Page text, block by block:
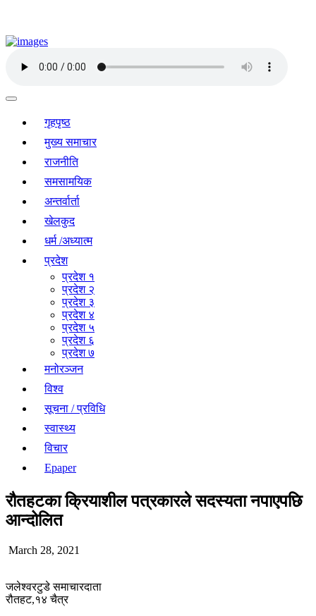
गृहपृष्ठ
मुख्य समाचार
राजनीति
समसामयिक
अन्तर्वार्ता
खेलकुद
धर्म /अध्यात्म
प्रदेश
प्रदेश १
प्रदेश २
प्रदेश ३
प्रदेश ४
प्रदेश ५
प्रदेश ६
प्रदेश ७
मनोरञ्जन
विश्व
सूचना / प्रविधि
स्वास्थ्य
विचार
Epaper
रौतहटका क्रियाशील पत्रकारले सदस्यता नपाएपछि
आन्दोलित
March 28, 2021
जलेश्वरटुडे समाचारदाता
रौतहट,१४ चैत्र